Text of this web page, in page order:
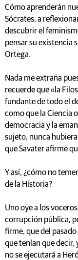
Cómo aprenderán
Sócrates, a
descubrir el
pensar su existencia
Ortega.
Nada me extraña
recuerde que «la
fundante de todo el
como que la Ciencia
democracia y la
sujeto, nunca
que Savater afirme
Y así, ¿cómo no
de la Historia?
Uno oye a los
corrupción pública,
firme, que del
que tenían que decir,
no se ejecutará a